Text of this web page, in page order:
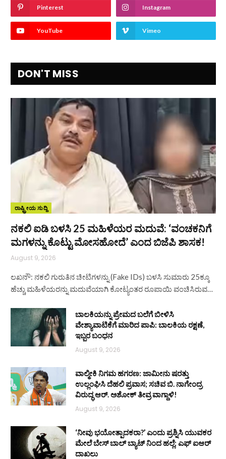
Pinterest Instagram
YouTube Vimeo
DON'T MISS
ರಾಷ್ಟ್ರೀಯ ಸುದ್ದಿ
ನಕಲಿ ಐಡಿ ಬಳಸಿ 25 ಮಹಿಳೆಯರ ಮದುವೆ: ‘ವಂಚಕನಿಗೆ
ಮಗಳನ್ನು ಕೊಟ್ಟು ಮೋಸಹೋದೆ’ ಎಂದ ಬಿಜೆಪಿ ಶಾಸಕ!
August 9, 2026
ಲಖನೌ: ನಕಲಿ ಗುರುತಿನ ಚೀಟಿಗಳನ್ನು (Fake IDs) ಬಳಸಿ ಸುಮಾರು 25ಕ್ಕೂ
ಹೆಚ್ಚು ಮಹಿಳೆಯರನ್ನು ಮದುವೆಯಾಗಿ ಕೋಟ್ಯಂತರ ರೂಪಾಯಿ ವಂಚಿಸಿರುವ…
ಬಾಲಕಿಯನ್ನು ಪ್ರೇಮದ ಬಲೆಗೆ ಬೀಳಿಸಿ
ವೇಶ್ಯಾವಾಟಿಕೆಗೆ ಮಾರಿದ ಪಾಪಿ: ಬಾಲಕಿಯ ರಕ್ಷಣೆ,
ಇಬ್ಬರ ಬಂಧನ
August 9, 2026
ವಾಲ್ಮೀಕಿ ನಿಗಮ ಹಗರಣ: ಜಾಮೀನು ಷರತ್ತು
ಉಲ್ಲಂಘಿಸಿ ದೆಹಲಿ ಪ್ರವಾಸ; ಸಚಿವ ಬಿ. ನಾಗೇಂದ್ರ
ವಿರುದ್ಧ ಆರ್. ಅಶೋಕ್ ತೀವ್ರ ವಾಗ್ದಾಳಿ!
August 9, 2026
‘ನೀವು ಭಯೋತ್ಪಾದಕರಾ?’ ಎಂದು ಪ್ರಶ್ನಿಸಿ ಯುವಕರ
ಮೇಲೆ ಬೇಸ್‌ ಬಾಲ್ ಬ್ಯಾಟ್‌ ನಿಂದ ಹಲ್ಲೆ; ಎಫ್‌ ಐಆರ್
ದಾಖಲು